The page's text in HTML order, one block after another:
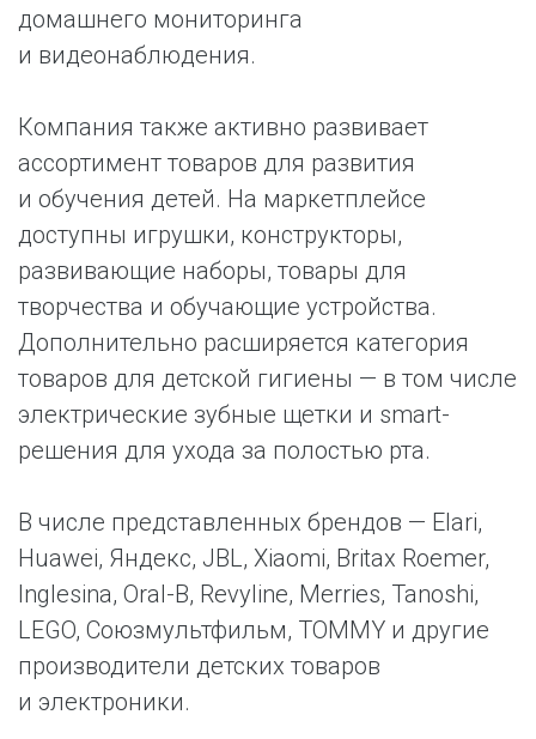
домашнего мониторинга
и видеонаблюдения.
Компания также активно развивает
ассортимент товаров для развития
и обучения детей. На маркетплейсе
доступны игрушки, конструкторы,
развивающие наборы, товары для
творчества и обучающие устройства.
Дополнительно расширяется категория
товаров для детской гигиены — в том числе
электрические зубные щетки и smart-
решения для ухода за полостью рта.
В числе представленных брендов — Elari,
Huawei, Яндекс, JBL, Xiaomi, Britax Roemer,
Inglesina, Oral-B, Revyline, Merries, Tanoshi,
LEGO, Союзмультфильм, TOMMY и другие
производители детских товаров
и электроники.